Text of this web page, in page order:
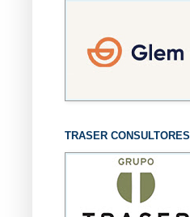
TRASER CONSULTORES